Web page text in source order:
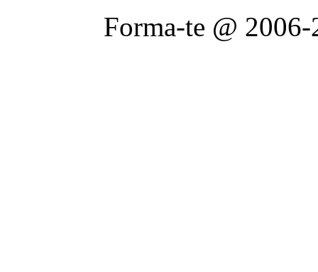
Forma-te @